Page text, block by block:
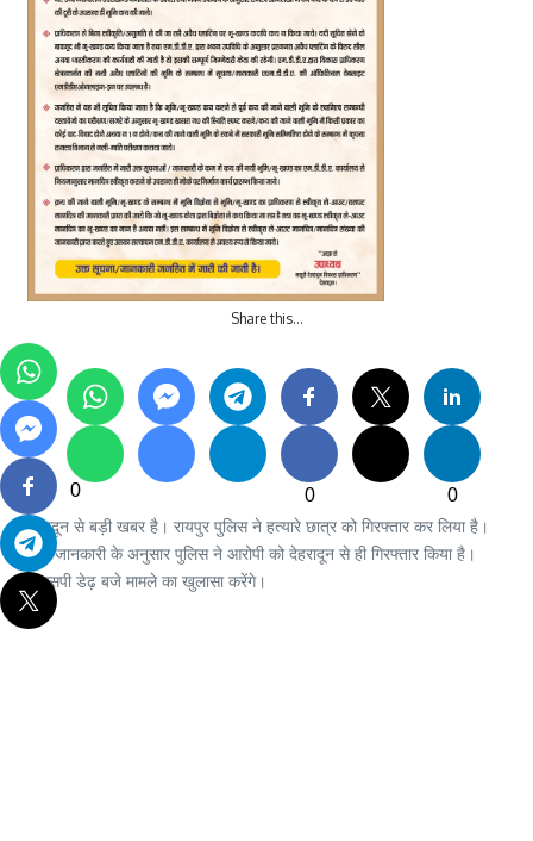
0
Share this…
0
0
देहरादून से बड़ी खबर है। रायपुर पुलिस ने हत्यारे छात्र को गिरफ्तार कर लिया है।
मिली जानकारी के अनुसार पुलिस ने आरोपी को देहरादून से ही गिरफ्तार किया है।
एसएसपी डेढ़ बजे मामले का खुलासा करेंगे।